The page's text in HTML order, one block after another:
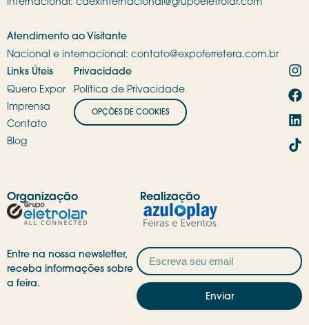
Atendimento ao Visitante
Nacional e internacional: contato@expoferretera.com.br
Links Úteis
Quero Expor
Imprensa
Contato
Blog
Privacidade
Política de Privacidade
OPÇÕES DE COOKIES
Organização Realização
Entre na nossa newsletter,
receba informações sobre
a feira.
Enviar